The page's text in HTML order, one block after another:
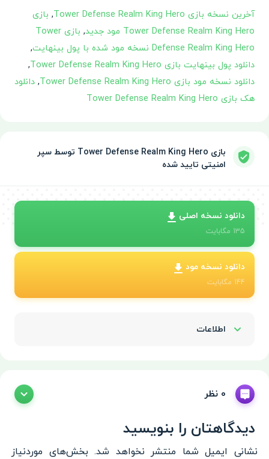
آخرین نسخه بازی Tower Defense Realm King Hero , بازی
Tower Defense Realm King Hero مود جدید
,
بازی Tower
Defense Realm King Hero نسخه مود شده با پول بینهایت
,
دانلود پول بینهایت بازی Tower Defense Realm King Hero
,
دانلود نسخه مود بازی Tower Defense Realm King Hero
, دانلود
هک بازی Tower Defense Realm King Hero
بازی Tower Defense Realm King Hero توسط سپر
امنیتی تایید شده
دانلود نسخه اصلی
135 مگابایت
دانلود نسخه مود
144 مگابایت
اطلاعات
0 نظر
دیدگاهتان را بنویسید
نشانی ایمیل شما منتشر نخواهد شد. بخش‌های موردنیاز